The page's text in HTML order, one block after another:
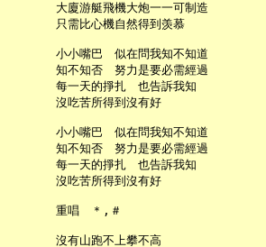
     大廈游艇飛機大炮一一可制造
     只需比心機自然得到羡慕
     小小嘴巴　似在問我知不知道
     知不知否　努力是要必需經過
     每一天的掙扎　也告訴我知
     沒吃苦所得到沒有好
     小小嘴巴　似在問我知不知道
     知不知否　努力是要必需經過
     每一天的掙扎　也告訴我知
     沒吃苦所得到沒有好
     重唱　＊,＃